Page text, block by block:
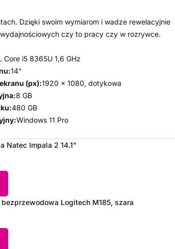
Dzięki swoim wymiarom i wadze rewelacyjnie
czy to pracy czy w rozrywce.
Core i5 8365U 1,6 GHz
14"
(px):1920 x 1080, dotykowa
8 GB
480 GB
Windows 11 Pro
Natec Impala 2 14.1"
Logitech M185, szara